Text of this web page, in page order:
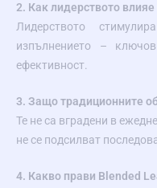
2. Как лидерството влияе
Лидерството
изпълнението –
ефективност.
3. Защо традиционните
Те не са вградени в
не се подсилват
4. Какво прави Blended